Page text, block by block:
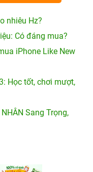
nhiêu Hz?
Có đáng mua?
iPhone Like New
Học tốt, chơi mượt,
Sang Trọng,